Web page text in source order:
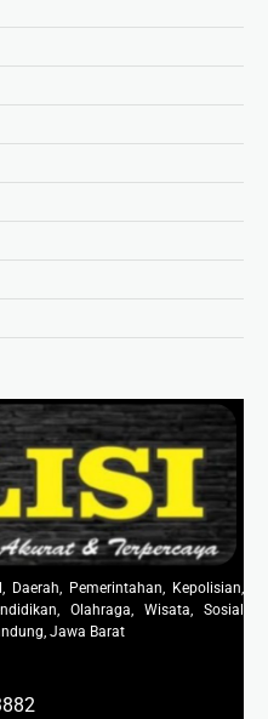
Daerah, Pemerintahan, Kepolisian,
Olahraga, Wisata, Sosial
Jawa Barat